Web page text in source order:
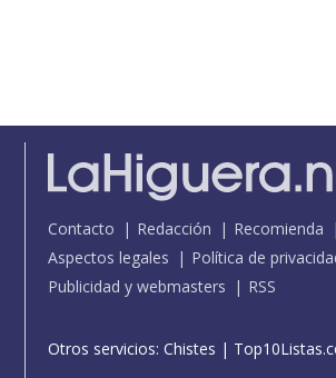
Contacto Redacción Recomienda
Aspectos legales
Política de
Publicidad y webmasters
RSS
Otros servicios: Chistes |